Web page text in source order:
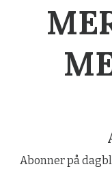
Abonner på